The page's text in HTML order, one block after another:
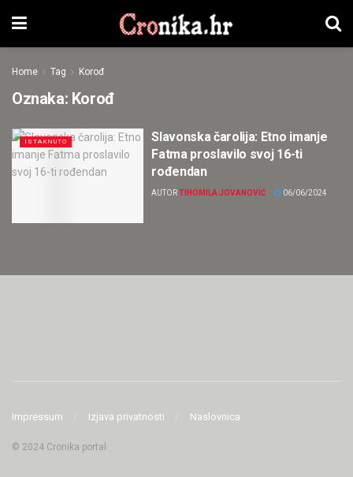
Home Tag Korođ
Oznaka: Korođ
ISTAKNUTO
Slavonska čarolija: Etno imanje
Fatma proslavilo svoj 16-ti
rođendan
AUTORTIHOMILA JOVANOVIĆ 06/06/2024
Impressum Izjava privatnosti Naslovnica
© 2024 Cronika portal